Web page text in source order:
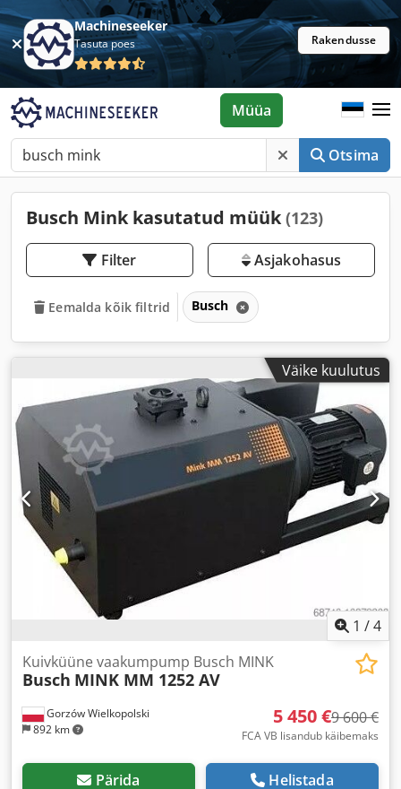
Machineseeker
Tasuta poes Rakendusse
Otsima
Müüa
Busch Mink kasutatud müük (123)
Filter Asjakohasus
Eemalda kõik filtrid Busch
Väike kuulutus
1 /4
Gorzów Wielkopolski
892 km
Kuivküüne vaakumpump Busch MINK
Busch MINK MM 1252 AV
5 450 €9 600 €
FCA VB lisandub käibemaks
Pärida Helistada